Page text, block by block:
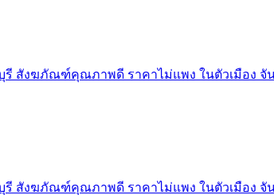
สังฆภัณฑ์คุณภาพดี ราคาไม่แพง ในตัวเมือง จั
สังฆภัณฑ์คุณภาพดี ราคาไม่แพง ในตัวเมือง จั